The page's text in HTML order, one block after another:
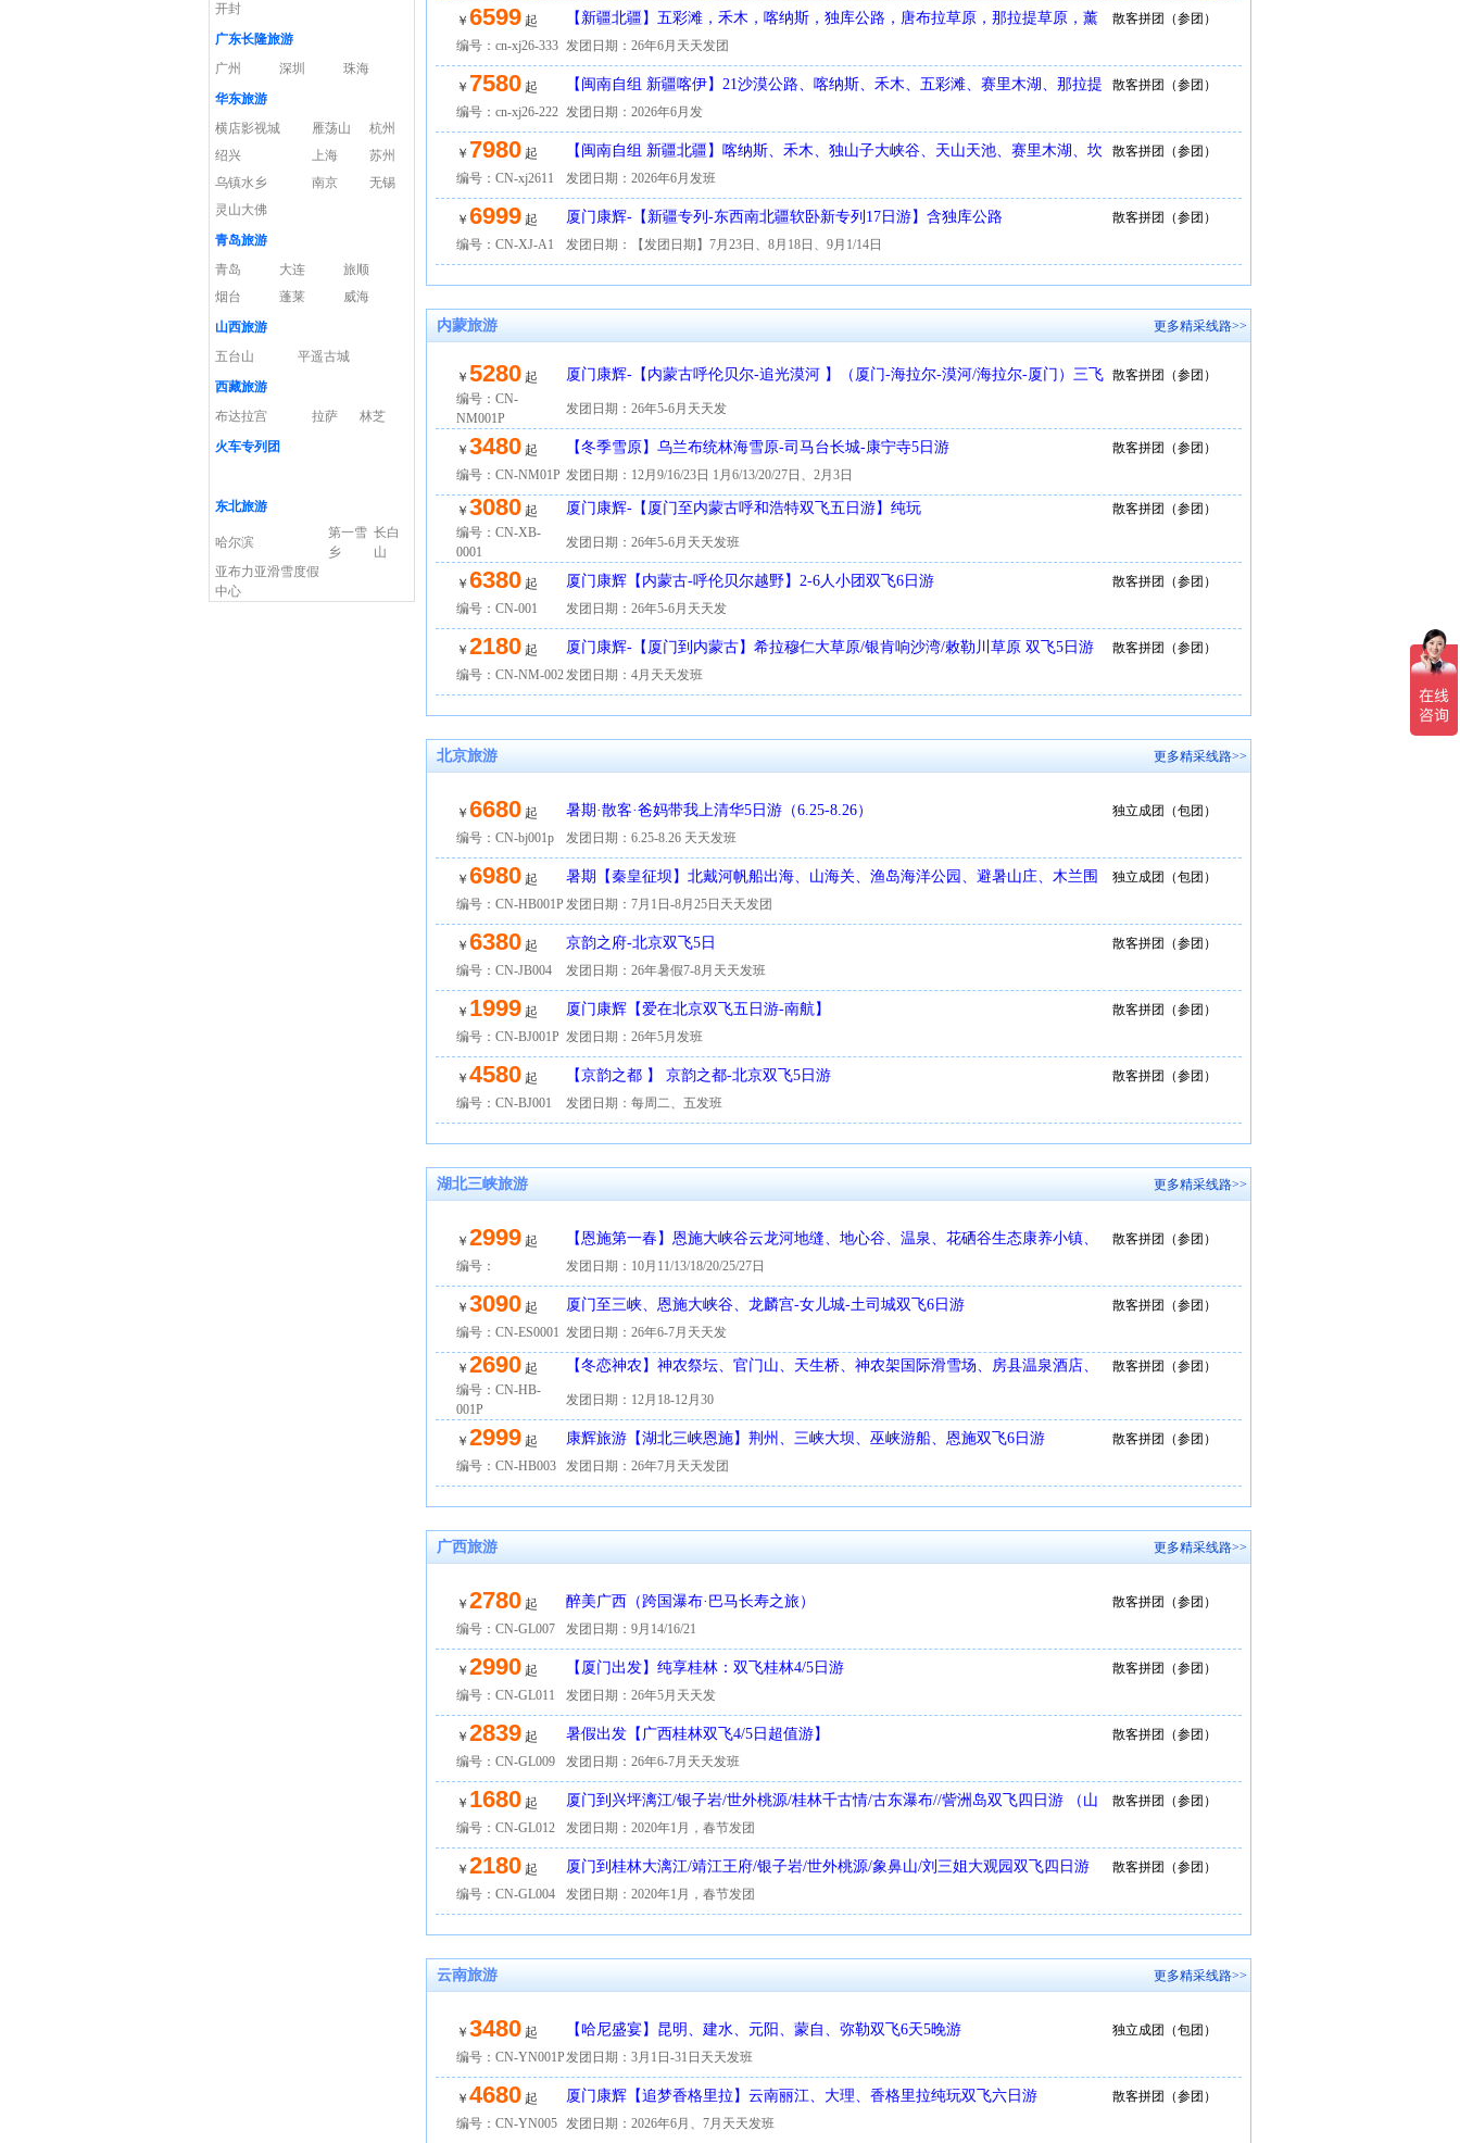
开封
广东长隆旅游
广州
深圳
珠海
华东旅游
横店影视城
雁荡山
杭州
绍兴
上海
苏州
乌镇水乡
南京
无锡
灵山大佛
青岛旅游
青岛
大连
旅顺
烟台
蓬莱
威海
山西旅游
五台山
平遥古城
西藏旅游
布达拉宫
拉萨
林芝
火车专列团
东北旅游
哈尔滨
第一雪
乡
长白
山
亚布力亚滑雪度假
中心
￥ 6599 起
【新疆北疆】五彩滩，禾木，喀纳斯，独库公路，唐布拉草原，那拉提草原，薰
衣草，赛里木湖双飞8日游
散客拼团（参团）
编号：cn-xj26-333 发团日期：26年6月天天发团
￥ 7580 起
【闽南自组 新疆喀伊】21沙漠公路、喀纳斯、禾木、五彩滩、赛里木湖、那拉提
草原、天山双飞8日游
散客拼团（参团）
编号：cn-xj26-222 发团日期：2026年6月发
￥ 7980 起
【闽南自组 新疆北疆】喀纳斯、禾木、独山子大峡谷、天山天池、赛里木湖、坎
儿井、火焰山双飞8日游
散客拼团（参团）
编号：CN-xj2611
发团日期：2026年6月发班
￥ 6999 起 厦门康辉-【新疆专列-东西南北疆软卧新专列17日游】含独库公路
散客拼团（参团）
编号：CN-XJ-A1
发团日期：【发团日期】7月23日、8月18日、9月1/14日
内蒙旅游 更多精采线路>>
￥ 5280 起
厦门康辉-【内蒙古呼伦贝尔-追光漠河 】（厦门-海拉尔-漠河/海拉尔-厦门）三飞
六日游
散客拼团（参团）
编号：CN-
NM001P
发团日期：26年5-6月天天发
￥ 3480 起 【冬季雪原】乌兰布统林海雪原-司马台长城-康宁寺5日游
散客拼团（参团）
编号：CN-NM01P 发团日期：12月9/16/23日 1月6/13/20/27日、2月3日
￥ 3080 起 厦门康辉-【厦门至内蒙古呼和浩特双飞五日游】纯玩
散客拼团（参团）
编号：CN-XB-
0001
发团日期：26年5-6月天天发班
￥ 6380 起 厦门康辉【内蒙古-呼伦贝尔越野】2-6人小团双飞6日游
散客拼团（参团）
编号：CN-001
发团日期：26年5-6月天天发
￥ 2180 起 厦门康辉-【厦门到内蒙古】希拉穆仁大草原/银肯响沙湾/敕勒川草原 双飞5日游
散客拼团（参团）
编号：CN-NM-002发团日期：4月天天发班
北京旅游 更多精采线路>>
￥ 6680 起 暑期·散客·爸妈带我上清华5日游（6.25-8.26）
独立成团（包团）
编号：CN-bj001p
发团日期：6.25-8.26 天天发班
￥ 6980 起
暑期【秦皇征坝】北戴河帆船出海、山海关、渔岛海洋公园、避暑山庄、木兰围
场、乌兰布统草原6日游
独立成团（包团）
编号：CN-HB001P 发团日期：7月1日-8月25日天天发团
￥ 6380 起 京韵之府-北京双飞5日
散客拼团（参团）
编号：CN-JB004
发团日期：26年暑假7-8月天天发班
￥ 1999 起 厦门康辉【爱在北京双飞五日游-南航】
散客拼团（参团）
编号：CN-BJ001P 发团日期：26年5月发班
￥ 4580 起 【京韵之都 】 京韵之都-北京双飞5日游
散客拼团（参团）
编号：CN-BJ001
发团日期：每周二、五发班
湖北三峡旅游 更多精采线路>>
￥ 2999 起
【恩施第一春】恩施大峡谷云龙河地缝、地心谷、温泉、花硒谷生态康养小镇、
土家女儿城品质5日游
散客拼团（参团）
编号：
发团日期：10月11/13/18/20/25/27日
￥ 3090 起 厦门至三峡、恩施大峡谷、龙麟宫-女儿城-土司城双飞6日游
散客拼团（参团）
编号：CN-ES0001 发团日期：26年6-7月天天发
￥ 2690 起
【冬恋神农】神农祭坛、官门山、天生桥、神农架国际滑雪场、房县温泉酒店、
三峡大坝5日游
散客拼团（参团）
编号：CN-HB-
001P
发团日期：12月18-12月30
￥ 2999 起 康辉旅游【湖北三峡恩施】荆州、三峡大坝、巫峡游船、恩施双飞6日游
散客拼团（参团）
编号：CN-HB003
发团日期：26年7月天天发团
广西旅游 更多精采线路>>
￥ 2780 起 醉美广西（跨国瀑布·巴马长寿之旅）
散客拼团（参团）
编号：CN-GL007
发团日期：9月14/16/21
￥ 2990 起 【厦门出发】纯享桂林：双飞桂林4/5日游
散客拼团（参团）
编号：CN-GL011
发团日期：26年5月天天发
￥ 2839 起 暑假出发【广西桂林双飞4/5日超值游】
散客拼团（参团）
编号：CN-GL009
发团日期：26年6-7月天天发班
￥ 1680 起
厦门到兴坪漓江/银子岩/世外桃源/桂林千古情/古东瀑布//訾洲岛双飞四日游 （山
水印象C）
散客拼团（参团）
编号：CN-GL012
发团日期：2020年1月，春节发团
￥ 2180 起
厦门到桂林大漓江/靖江王府/银子岩/世外桃源/象鼻山/刘三姐大观园双飞四日游
【悦享桂林A】
散客拼团（参团）
编号：CN-GL004
发团日期：2020年1月，春节发团
云南旅游 更多精采线路>>
￥ 3480 起 【哈尼盛宴】昆明、建水、元阳、蒙自、弥勒双飞6天5晚游
独立成团（包团）
编号：CN-YN001P发团日期：3月1日-31日天天发班
￥ 4680 起 厦门康辉【追梦香格里拉】云南丽江、大理、香格里拉纯玩双飞六日游
散客拼团（参团）
编号：CN-YN005 发团日期：2026年6月、7月天天发班